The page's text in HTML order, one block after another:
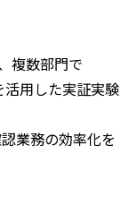
複数部門で
活用した実証実験
業務の効率化を